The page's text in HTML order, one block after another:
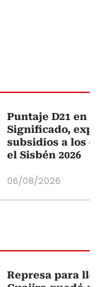
Puntaje D21 en
Significado,
subsidios a los
el Sisbén 2026
06/08/2026
Represa para